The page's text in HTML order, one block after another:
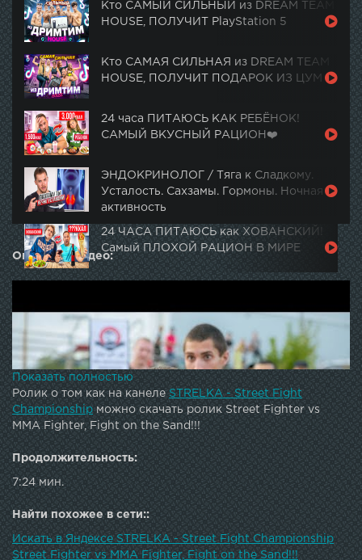
Кто САМЫЙ СИЛЬНЫЙ из DREAM TEAM
HOUSE, ПОЛУЧИТ PlayStation 5
Кто САМАЯ СИЛЬНАЯ из DREAM TEAM
HOUSE, ПОЛУЧИТ ПОДАРОК ИЗ ЦУМ
24 часа ПИТАЮСЬ КАК РЕБЁНОК!
САМЫЙ ВКУСНЫЙ РАЦИОН❤️
ЭНДОКРИНОЛОГ / Тяга к Сладкому.
Усталость. Сахзамы. Гормоны. Ночная
активность
24 ЧАСА ПИТАЮСЬ как ХОВАНСКИЙ!
Самый ПЛОХОЙ РАЦИОН В МИРЕ
Описание видео:
Они были готовы убить друг друга.Мощный бой с
Показать полностью
Ролик о том как на канелеSTRELKA - Street Fight
Championshipможно скачать ролик Street Fighter vs
ММА Fighter, Fight on the Sand!!!
Продолжительность:
7:24 мин.
Найти похожее в сети::
Искать в Яндексе STRELKA - Street Fight Championship
Street Fighter vs ММА Fighter, Fight on the Sand!!!